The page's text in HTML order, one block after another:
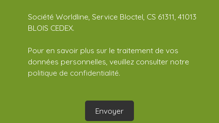
Société Worldline, Service Bloctel, CS 61311, 41013
BLOIS CEDEX.
Pour en savoir plus sur le traitement de vos
données personnelles, veuillez consulter notre
politique de confidentialité.
Envoyer